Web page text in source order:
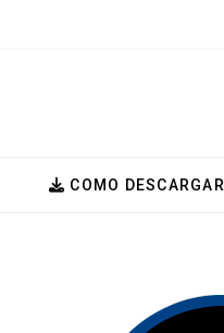
COMO DESCARGAR